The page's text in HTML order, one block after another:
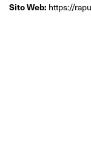
Sito Web: https://